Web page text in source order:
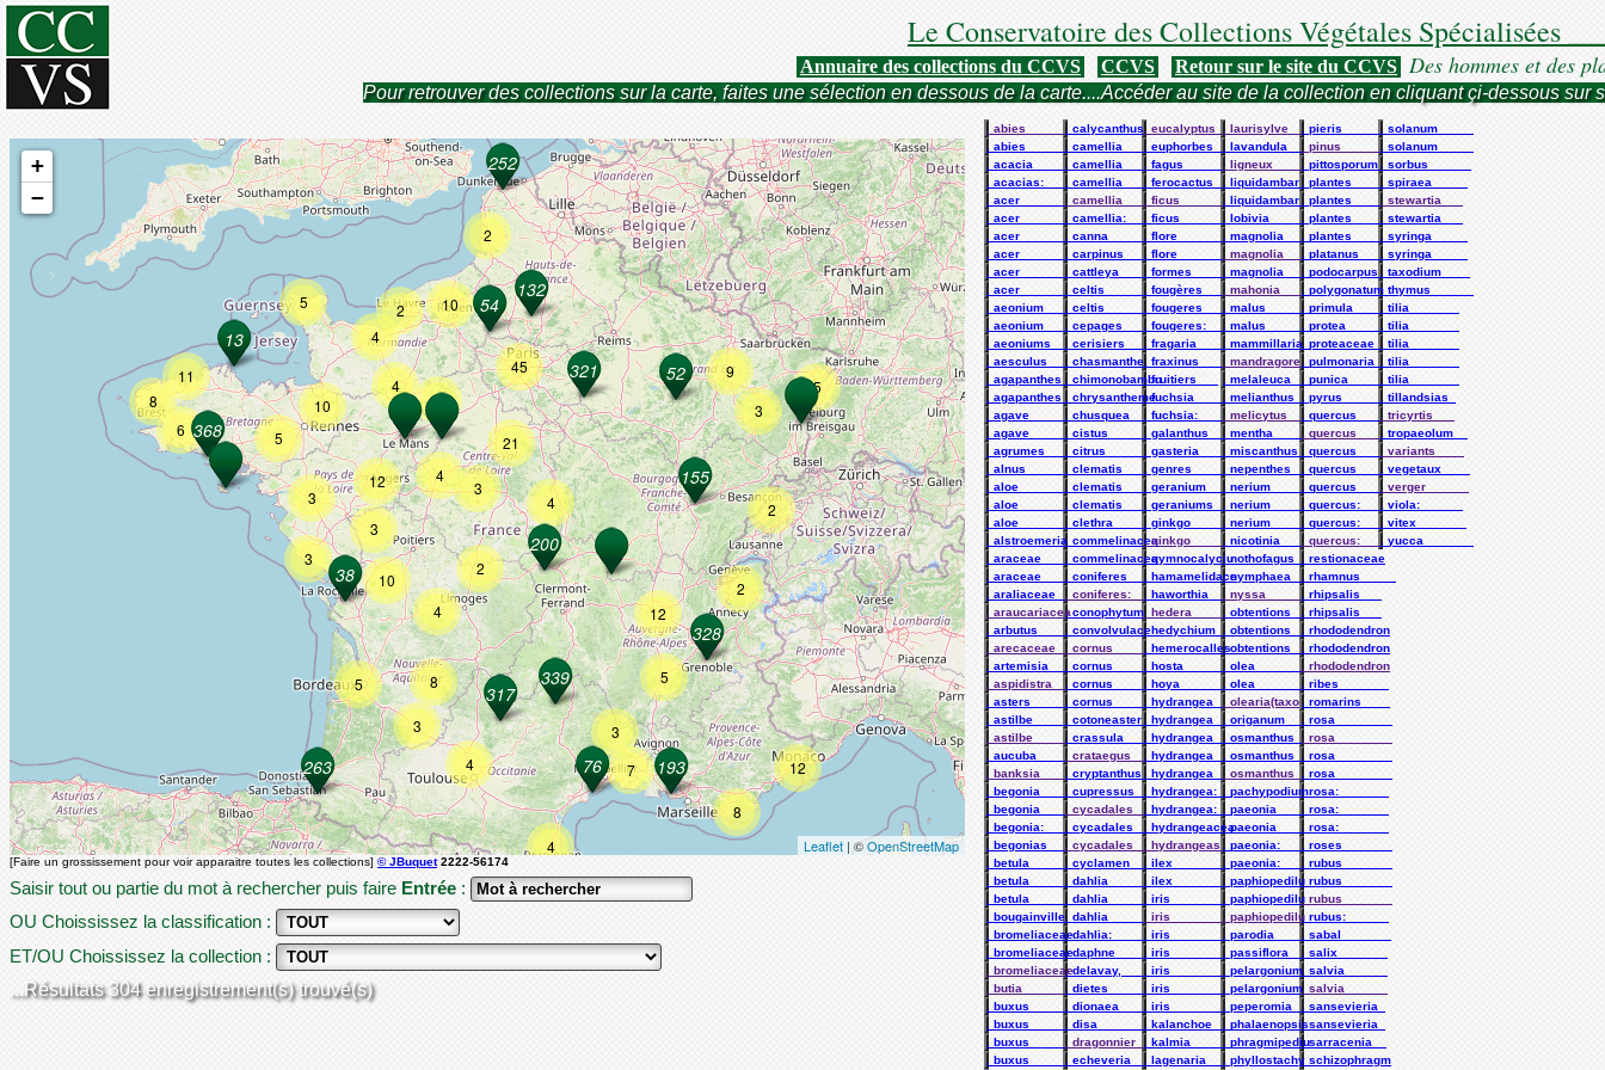
Le Conservatoire des Collections Végétales Spécialisées
Annuaire des collections du CCVS CCVS Retour sur le site du CCVS Des hommes et des
Pour retrouver des collections sur la carte, faites une sélection en dessous de la carte....Accéder au site de la collection en cliquant çi-dessous sur
2
8
3 3
2
4
4
5
3
3
7
11
3
12
2
2
10
9
12
2
4
5
6
10
8
5
3
4
21
5
5
3
4
10
45
3
12
4
4
8
+
−
Leaflet | ©OpenStreetMap
[Faire un grossissement pour voir apparaitre toutes les collections] © JBuquet2222-56174
Saisir tout ou partie du mot à rechercher puis faire Entrée :
OU Choississez la classification :
ET/OU Choississez la collection :
...Résultats 304 enregistrement(s) trouvé(s)
. abies_______
. abies_______
. acacia______
. acacias:____
. acer________
. acer________
. acer________
. acer________
. acer________
. acer________
. aeonium_____
. aeonium_____
. aeoniums____
. aesculus____
. agapanthes__
. agapanthes__
. agave_______
. agave_______
. agrumes_____
. alnus_______
. aloe________
. aloe________
. aloe________
. alstroemeria
. araceae_____
. araceae_____
. araliaceae__
. araucariacea
. arbutus_____
. arecaceae___
. artemisia___
. aspidistra__
. asters______
. astilbe_____
. astilbe_____
. aucuba______
. banksia_____
. begonia_____
. begonia_____
. begonia:____
. begonias____
. betula______
. betula______
. betula______
. bougainville
. bromeliaceae
. bromeliaceae
. bromeliaceae
. butia_______
. buxus_______
. buxus_______
. buxus_______
. buxus_______
. calycanthus_
. camellia____
. camellia____
. camellia____
. camellia____
. camellia:___
. canna_______
. carpinus____
. cattleya____
. celtis______
. celtis______
. cepages_____
. cerisiers___
. chasmanthe__
. chimonobambu
. chrysantheme
. chusquea____
. cistus______
. citrus______
. clematis____
. clematis____
. clematis____
. clethra_____
. commelinacea
. commelinacea
. coniferes___
. coniferes:__
. conophytum__
. convolvulace
. cornus______
. cornus______
. cornus______
. cornus______
. cotoneaster_
. crassula____
. crataegus___
. cryptanthus_
. cupressus___
. cycadales___
. cycadales___
. cycadales___
. cyclamen____
. dahlia______
. dahlia______
. dahlia______
. dahlia:_____
. daphne______
. delavay,____
. dietes______
. dionaea_____
. disa________
. dragonnier__
. echeveria___
. eucalyptus__
. euphorbes___
. fagus_______
. ferocactus__
. ficus_______
. ficus_______
. flore_______
. flore_______
. formes______
. fougères___
. fougeres____
. fougeres:___
. fragaria____
. fraxinus____
. fruitiers___
. fuchsia_____
. fuchsia:____
. galanthus___
. gasteria____
. genres______
. geranium____
. geraniums___
. ginkgo______
. ginkgo______
. gymnocalyciu
. hamamelidace
. haworthia___
. hedera______
. hedychium___
. hemerocalles
. hosta_______
. hoya________
. hydrangea___
. hydrangea___
. hydrangea___
. hydrangea___
. hydrangea___
. hydrangea:__
. hydrangea:__
. hydrangeacea
. hydrangeas__
. ilex________
. ilex________
. iris________
. iris________
. iris________
. iris________
. iris________
. iris________
. iris________
. kalanchoe___
. kalmia______
. lagenaria___
. laurisylve__
. lavandula___
. ligneux_____
. liquidambar_
. liquidambar_
. lobivia_____
. magnolia____
. magnolia____
. magnolia____
. mahonia_____
. malus_______
. malus_______
. mammillaria_
. mandragore__
. melaleuca___
. melianthus__
. melicytus___
. mentha______
. miscanthus__
. nepenthes___
. nerium______
. nerium______
. nerium______
. nicotinia___
. nothofagus__
. nymphaea____
. nyssa_______
. obtentions__
. obtentions__
. obtentions__
. olea________
. olea________
. olearia(taxo
. origanum____
. osmanthus___
. osmanthus___
. osmanthus___
. pachypodium_
. paeonia_____
. paeonia_____
. paeonia:____
. paeonia:____
. paphiopedilu
. paphiopedilu
. paphiopedilu
. parodia_____
. passiflora__
. pelargonium_
. pelargonium_
. peperomia___
. phalaenopsis
. phragmipediu
. phyllostachy
. pieris______
. pinus_______
. pittosporum_
. plantes_____
. plantes_____
. plantes_____
. plantes_____
. platanus____
. podocarpus__
. polygonatum_
. primula_____
. protea______
. proteaceae__
. pulmonaria__
. punica______
. pyrus_______
. quercus_____
. quercus_____
. quercus_____
. quercus_____
. quercus_____
. quercus:____
. quercus:____
. quercus:____
. restionaceae
. rhamnus_____
. rhipsalis___
. rhipsalis___
. rhododendron
. rhododendron
. rhododendron
. ribes_______
. romarins____
. rosa________
. rosa________
. rosa________
. rosa________
. rosa:_______
. rosa:_______
. rosa:_______
. roses_______
. rubus_______
. rubus_______
. rubus_______
. rubus:______
. sabal_______
. salix_______
. salvia______
. salvia______
. sansevieria_
. sansevieria_
. sarracenia__
. schizophragm
. solanum_____
. solanum_____
. sorbus______
. spiraea_____
. stewartia___
. stewartia___
. syringa_____
. syringa_____
. taxodium____
. thymus______
. tilia_______
. tilia_______
. tilia_______
. tilia_______
. tilia_______
. tillandsias_
. tricyrtis___
. tropaeolum__
. variants____
. vegetaux____
. verger______
. viola:______
. vitex_______
. yucca_______